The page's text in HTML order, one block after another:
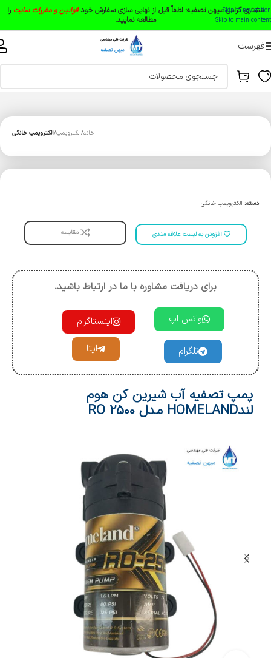
Skip to navigation
Skip to main content
مشتری گرامی میهن تصفیه: لطفاً قبل از نهایی سازی سفارش خودقوانین و مقررات سایت را
مطالعه نمایید.
فهرست
خانه الکتروپمپ الکتروپمپ خانگی
دسته: الکتروپمپ خانگی
افزودن به لیست علاقه مندی مقایسه
برای دریافت مشاوره با ما در ارتباط باشید.
واتس اپ اینستاگرام
تلگرام ایتا
پمپ تصفیه آب شیرین کن هوم
لندHOMELAND مدل RO 2500